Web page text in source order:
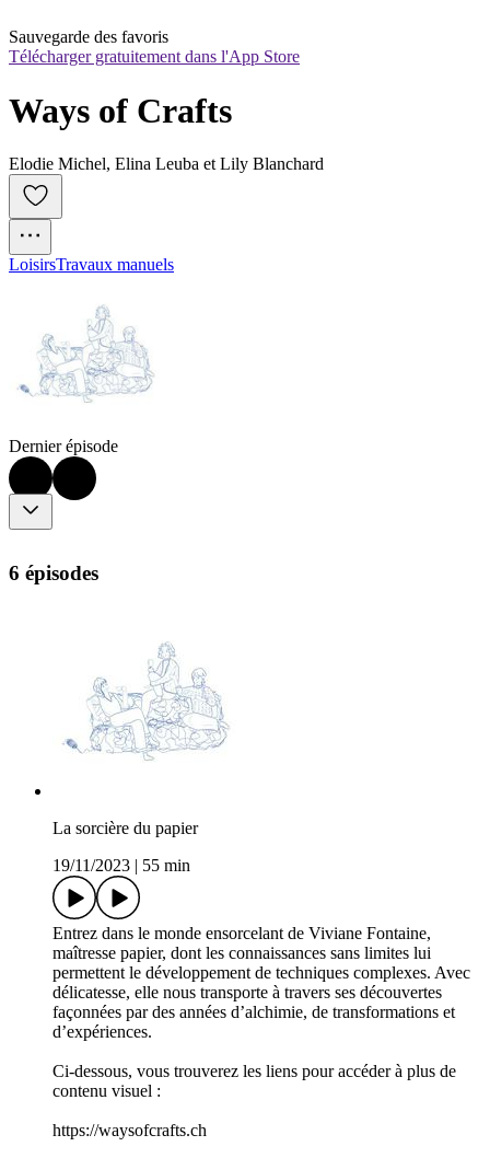
Sauvegarde des favoris
Télécharger gratuitement dans l'App Store
Ways of Crafts
Elodie Michel, Elina Leuba et Lily Blanchard
LoisirsTravaux manuels
Dernier épisode
6 épisodes
La sorcière du papier
19/11/2023
55 min
Entrez dans le monde ensorcelant de Viviane Fontaine,
maîtresse papier, dont les connaissances sans limites lui
permettent le développement de techniques complexes. Avec
délicatesse, elle nous transporte à travers ses découvertes
façonnées par des années d’alchimie, de transformations et
d’expériences.
Ci-dessous, vous trouverez les liens pour accéder à plus de
contenu visuel :
https://waysofcrafts.ch